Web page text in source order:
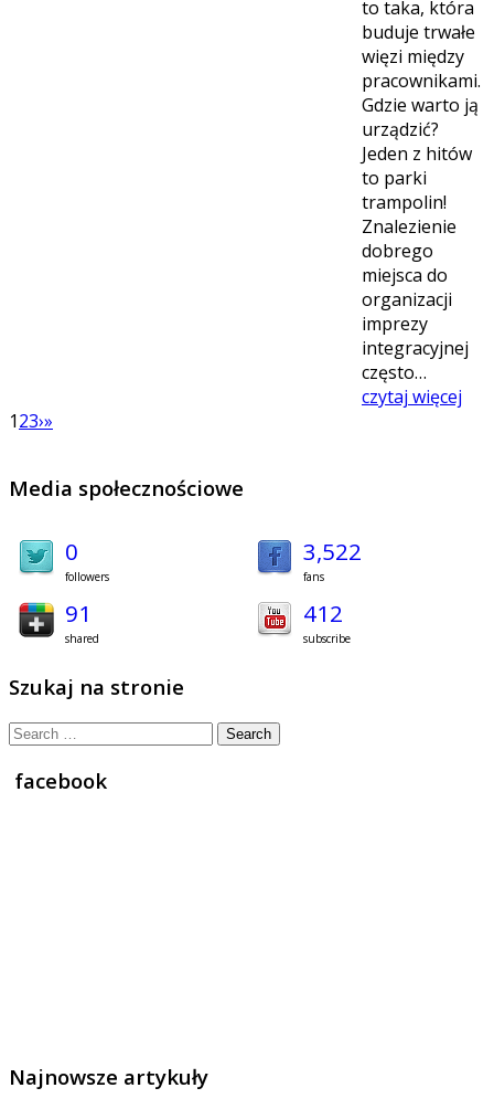
to taka, która
buduje trwałe
więzi między
pracownikami.
Gdzie warto ją
urządzić?
Jeden z hitów
to parki
trampolin!
Znalezienie
dobrego
miejsca do
organizacji
imprezy
integracyjnej
często…
czytaj więcej
123›»
Media społecznościowe
0
followers
3,522
fans
91
shared
412
subscribe
Szukaj na stronie
Search
facebook
Najnowsze artykuły